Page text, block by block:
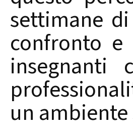
settimane
confronto
un